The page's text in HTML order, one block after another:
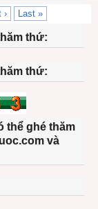
› Last »
thứ:
thứ:
thể ghé thăm
và